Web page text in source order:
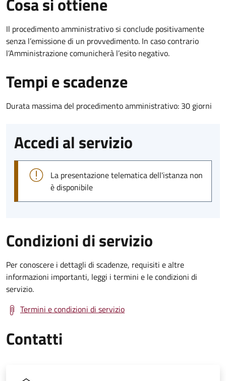
Il procedimento amministrativo si conclude positivamente
senza l’emissione di un provvedimento. In caso contrario
l’Amministrazione comunicherà l’esito negativo.
Tempi e scadenze
Durata massima del procedimento amministrativo: 30 giorni
Accedi al servizio
La presentazione telematica dell'istanza non
è disponibile
Condizioni di servizio
Per conoscere i dettagli di scadenze, requisiti e altre
informazioni importanti, leggi i termini e le condizioni di
servizio.
Termini e condizioni di servizio
Contatti